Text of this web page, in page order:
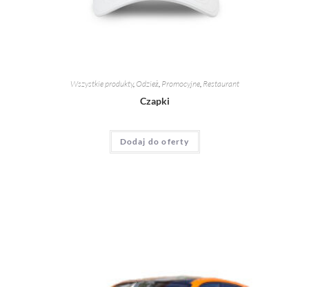
Wszystkie produkty, Odzież, Promocyjne, Restaurant
Czapki
Dodaj do oferty